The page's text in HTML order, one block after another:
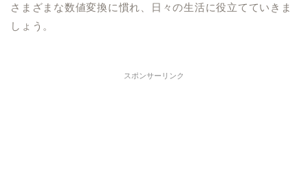
さまざまな数値変換に慣れ、日々の生活に役立てていきま
しょう。
スポンサーリンク